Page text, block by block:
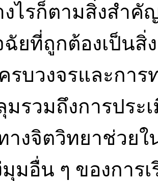
งไรก็ตามสิ่งสำ
ฉัยที่ถูกต้องเป็นสิ่
รบวงจรและกา
รวมถึงการประ
งจิตวิทยาช่วยใ
มอื่น ๆ ของการ